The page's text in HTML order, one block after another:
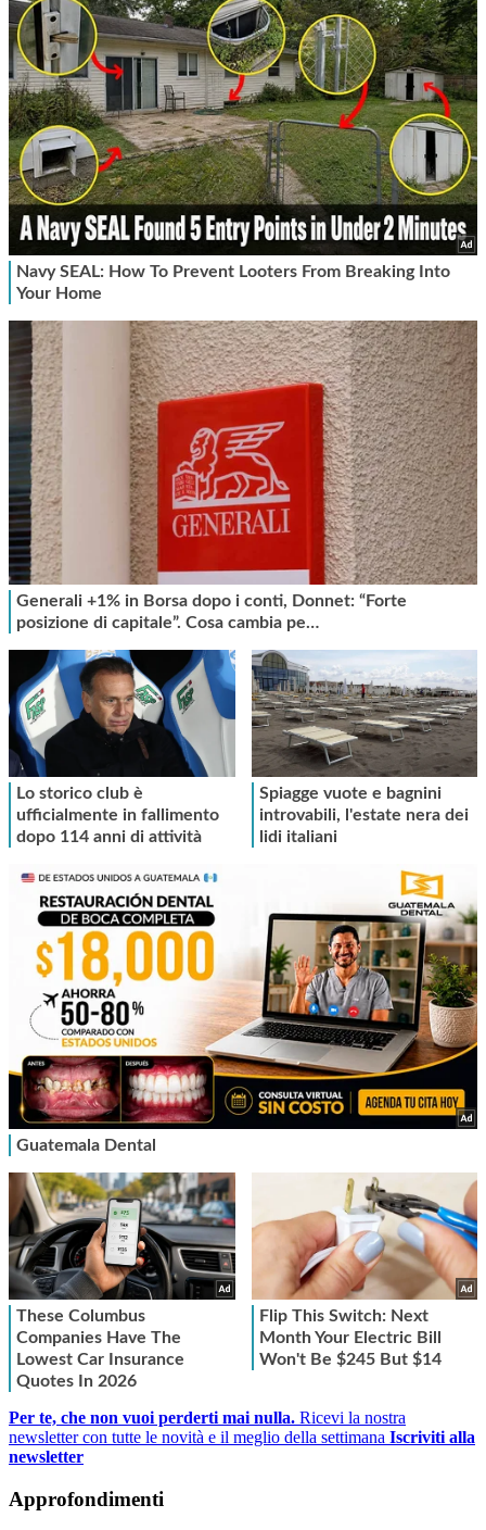
Per te, che non vuoi perderti mai nulla. Ricevi la nostra
newsletter con tutte le novità e il meglio della settimana Iscriviti alla
newsletter
Approfondimenti